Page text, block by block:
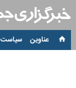
عناوین‌ سیاست